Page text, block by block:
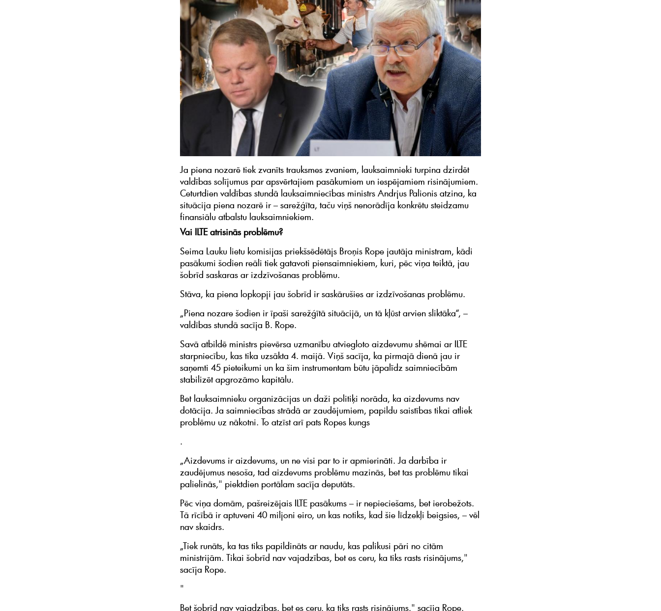
Ja piena nozarē tiek zvanīts trauksmes zvaniem, lauksaimnieki turpina dzirdēt
valdības solījumus par apsvērtajiem pasākumiem un iespējamiem risinājumiem.
Ceturtdien valdības stundā lauksaimniecības ministrs Andrjus Palionis atzina, ka
situācija piena nozarē ir – sarežģīta, taču viņš nenorādīja konkrētu steidzamu
finansiālu atbalstu lauksaimniekiem.
Vai ILTE atrisinās problēmu?
Seima Lauku lietu komisijas priekšsēdētājs Broņis Rope jautāja ministram, kādi
pasākumi šodien reāli tiek gatavoti piensaimniekiem, kuri, pēc viņa teiktā, jau
šobrīd saskaras ar izdzīvošanas problēmu.
Stāva, ka piena lopkopji jau šobrīd ir saskārušies ar izdzīvošanas problēmu.
„Piena nozare šodien ir īpaši sarežģītā situācijā, un tā kļūst arvien sliktāka“, –
valdības stundā sacīja B. Rope.
Savā atbildē ministrs pievērsa uzmanību atviegloto aizdevumu shēmai ar ILTE
starpniecību, kas tika uzsākta 4. maijā. Viņš sacīja, ka pirmajā dienā jau ir
saņemti 45 pieteikumi un ka šim instrumentam būtu jāpalīdz saimniecībām
stabilizēt apgrozāmo kapitālu.
Bet lauksaimnieku organizācijas un daži politiķi norāda, ka aizdevums nav
dotācija. Ja saimniecības strādā ar zaudējumiem, papildu saistības tikai atliek
problēmu uz nākotni. To atzīst arī pats Ropes kungs
.
„Aizdevums ir aizdevums, un ne visi par to ir apmierināti. Ja darbība ir
zaudējumus nesoša, tad aizdevums problēmu mazinās, bet tas problēmu tikai
palielinās," piektdien portālam sacīja deputāts.
Pēc viņa domām, pašreizējais ILTE pasākums – ir nepieciešams, bet ierobežots.
Tā rīcībā ir aptuveni 40 miljoni eiro, un kas notiks, kad šie līdzekļi beigsies, – vēl
nav skaidrs.
„Tiek runāts, ka tas tiks papildināts ar naudu, kas palikusi pāri no citām
ministrijām. Tikai šobrīd nav vajadzības, bet es ceru, ka tiks rasts risinājums,"
sacīja Rope.
"
Bet šobrīd nav vajadzības, bet es ceru, ka tiks rasts risinājums," sacīja Rope.